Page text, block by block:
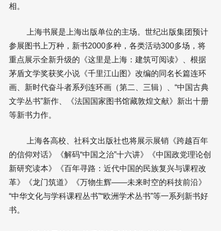
相。
上海书展是上海出版单位的主场。世纪出版集团预计
参展图书上万种，新书2000多种，各类活动300多场，将
重点展示全新升级的《这里是上海：建筑可阅读》、根据
茅盾文学奖获奖小说《千里江山图》改编的同名长篇连环
画、新时代奋斗者系列连环画（第二、三辑）、“中国古典
文学丛书”新作、《法国国家图书馆藏敦煌文献》新出十册
等新书力作。
上海各高校、社科文出版社也将展示展销《跨越百年
的信仰对话》《解码“中国之治”十六讲》《中国政党理论创
新研究读本》《百年寻路：近代中国的民族复兴与课程改
革》《龙门筑道》《万物生辉——未来时空的科技前沿》
“中华文化与学科课程丛书”“欧洲学术丛书”等一系列新书好
书。